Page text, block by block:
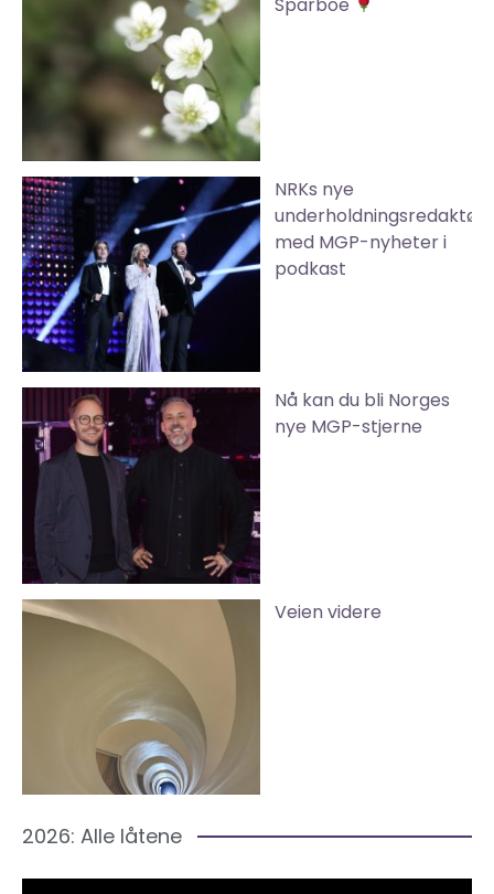
NRKs nye
underholdningsredaktør
med MGP-nyheter i
podkast
Nå kan du bli Norges
nye MGP-stjerne
Veien videre
2026: Alle låtene